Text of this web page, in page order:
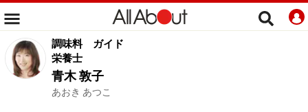
調味料
ガイド
栄養士
青木 敦子
あおき あつこ